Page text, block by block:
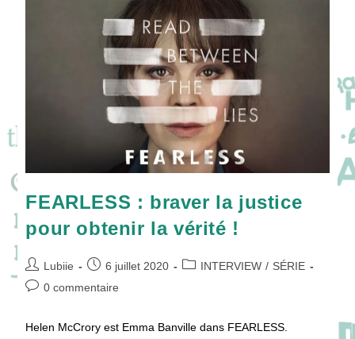
Aussi
Simple
Qu’un
Fichier
Excel
?
FEARLESS : braver la justice
pour obtenir la vérité !
Auteur/autrice
de
Lubiie
Publication
publiée :
6 juillet 2020
PostINTERVIEW / SÉRIE
Commentaires
0 commentaire
Helen McCrory est Emma Banville dans FEARLESS.